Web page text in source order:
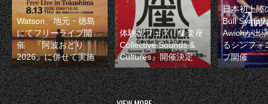
Watson、地元・徳島
にてフリーライブ開
催 『阿波おどり
2026』に併せて実施
体験型フェス『集楽座
Collective Sounds &
Cultures』開催決定
日本初上陸
Bull
Awichが出
るシンフォ
ブ開催